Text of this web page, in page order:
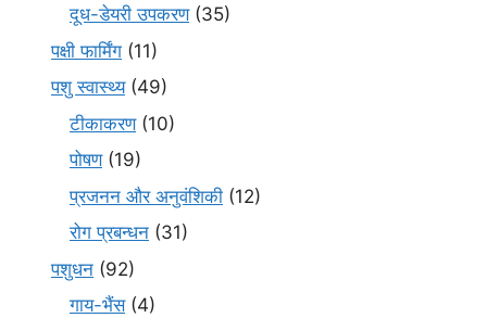
दूध-डेयरी उपकरण(35)
पक्षी फार्मिंग (11)
पशु स्वास्थ्य(49)
टीकाकरण(10)
पोषण(19)
प्रजनन और अनुवंशिकी (12)
रोग प्रबन्धन (31)
पशुधन (92)
गाय-भैंस(4)